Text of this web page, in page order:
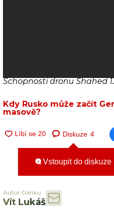
Schopnosti dronu Shahed
Kdy Rusko může začít
masově?
Diskuze 4
Vstoupit do diskuze
Autor článku
Vít Lukáš